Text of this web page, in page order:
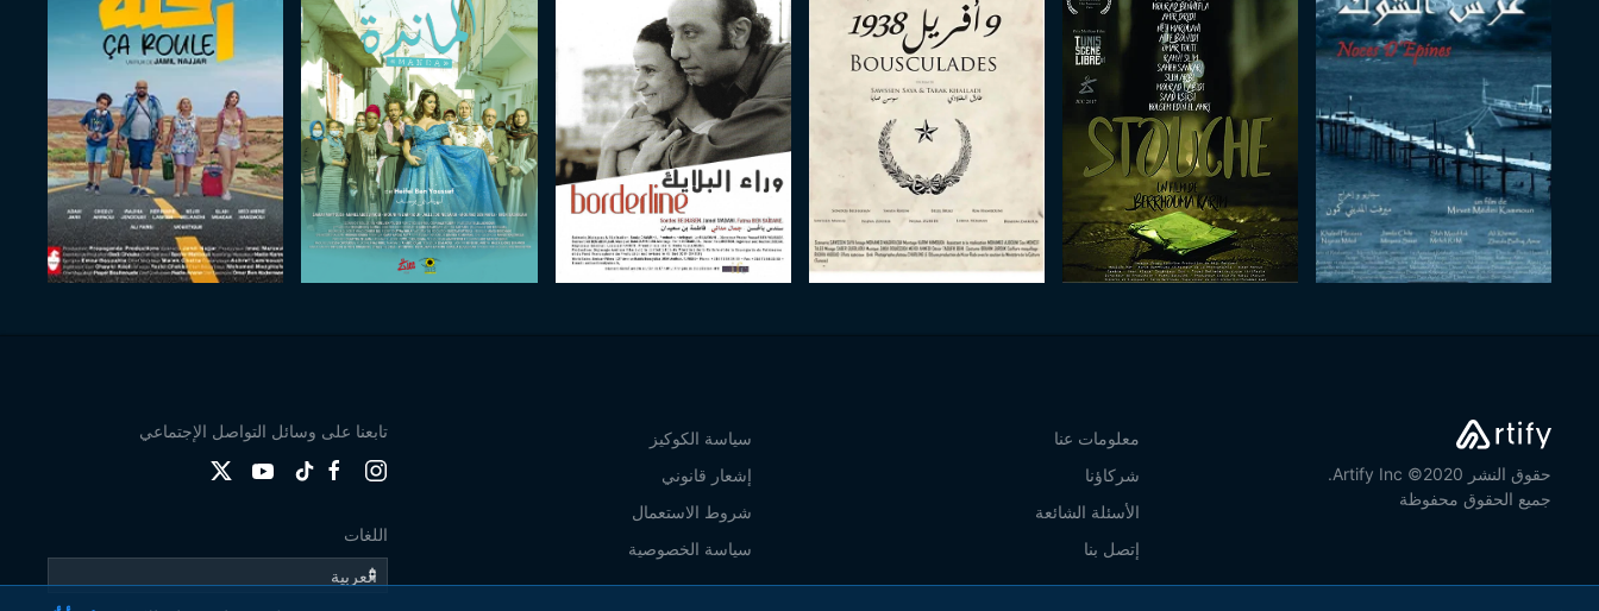
حقوق النشر 2020© Artify Inc.
جميع الحقوق محفوظة
معلومات عنا
شركاؤنا
الأسئلة الشائعة
إتصل بنا
سياسة الكوكيز
إشعار قانوني
شروط الاستعمال
سياسة الخصوصية
تابعنا على وسائل التواصل الإجتماعي
اللغات